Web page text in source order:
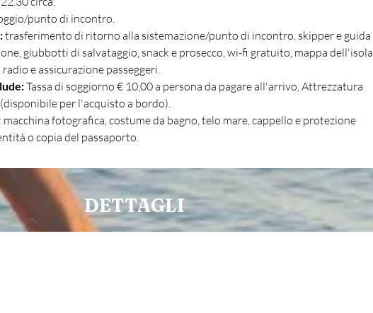
punto di incontro.
trasferimento di ritorno alla sistemazione/punto di incontro, skipper e guida
giubbotti di salvataggio, snack e prosecco, wi-fi gratuito, mappa dell'isola
e assicurazione passeggeri.
Tassa di soggiorno € 10,00 a persona da pagare all'arrivo, Attrezzatura
per l'acquisto a bordo).
fotografica, costume da bagno, telo mare, cappello e protezione
o copia del passaporto.
DETTAGLI